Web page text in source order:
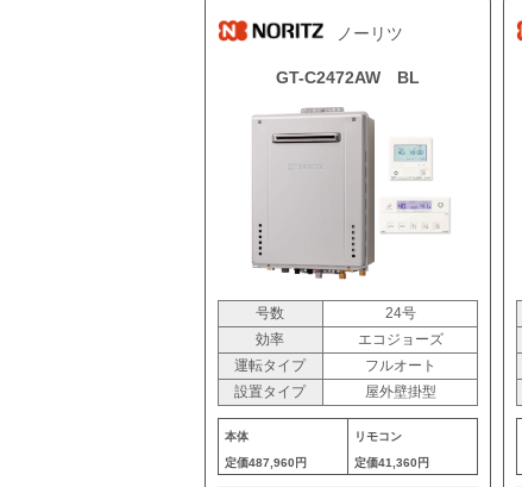
ノーリツ
GT-C2472AW BL
号数
24号
効率
エコジョーズ
運転タイプ
フルオート
設置タイプ
屋外壁掛型
本体
定価487,960円
リモコン
定価41,360円